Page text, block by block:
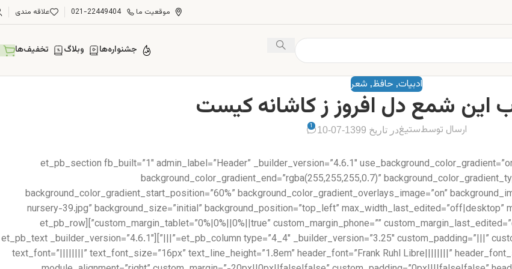
موقعیت ما 021-22449404 علاقه مندی
جشنواره‌ها وبلاگ تخفیف‌ها
ادبیات, حافظ, شعر
ارسال توسطستیغدر تاریخ 1399-07-10 1
[et_pb_section fb_built=”1″ admin_label=”Header” _builder_version=”4.6.1″
background_color_gradient_end=”rgba(255,255,255,0.7)”
background_color_gradient_start_position=”60%” background_color_gradient_overlays_image=”on”
nursery-39.jpg” background_size=”initial” background_position=”top_left” max_width_last_edited=”off|desktop”
custom_margin_tablet=”0%|0%||0%||true” custom_margin_phone=”” custom_margin_last_edited=”on|desktop” custom_padding=”||||false|false” collapsed=”off”][et_pb_row
_builder_version=”3.25″ collapsed=”off”][et_pb_column type=”4_4″ _builder_version=”3.25″ custom_padding=”|||” custom_padding__hover=”|||”][et_pb_text _builder_version=”4.6.1″
text_font=”||||||||” text_font_size=”16px” text_line_height=”1.8em” header_font=”Frank Ruhl Libre||||||||”